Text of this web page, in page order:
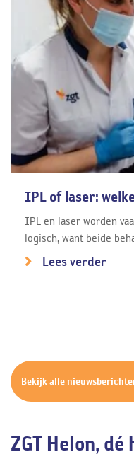
IPL of laser:
IPL en laser worden
logisch, want beide
Lees verder
Bekijk alle
ZGT Helon,